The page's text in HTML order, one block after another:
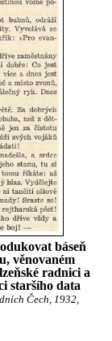
báseň
věnovaném
radnici a
staršího data
Čech, 1932,